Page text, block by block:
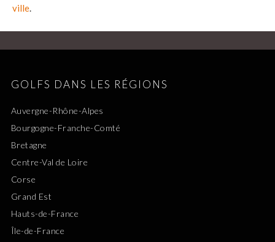
ville.
GOLFS DANS LES RÉGIONS
Auvergne-Rhône-Alpes
Bourgogne-Franche-Comté
Bretagne
Centre-Val de Loire
Corse
Grand Est
Hauts-de-France
Île-de-France